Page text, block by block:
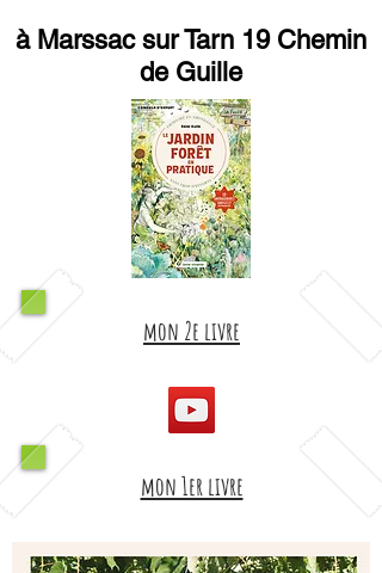
à Marssac sur Tarn 19 Chemin
de Guille
mon 2e livre
mon 1er livre